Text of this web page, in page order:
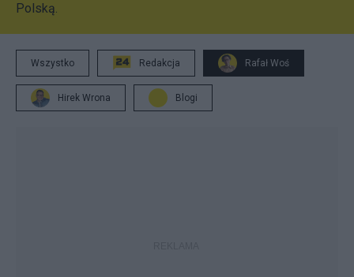
Polską.
Wszystko Redakcja Rafał Woś
Hirek Wrona Blogi